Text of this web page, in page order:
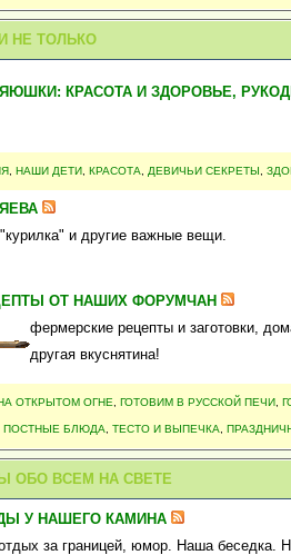
НЕ ТОЛЬКО
КРАСОТА И ЗДОРОВЬЕ,
НАШИ ДЕТИ КРАСОТА ДЕВИЧЬИ СЕКРЕТЫ
и другие важные вещи.
ОТ НАШИХ ФОРУМЧАН
фермерские рецепты и заготовки,
другая вкуснятина!
ОТКРЫТОМ ОГНЕ ГОТОВИМ В РУССКОЙ ПЕЧИ
ПОСТНЫЕ БЛЮДА ТЕСТО И ВЫПЕЧКА
ОБО ВСЕМ НА СВЕТЕ
У НАШЕГО КАМИНА
за границей, юмор. Наша беседка.